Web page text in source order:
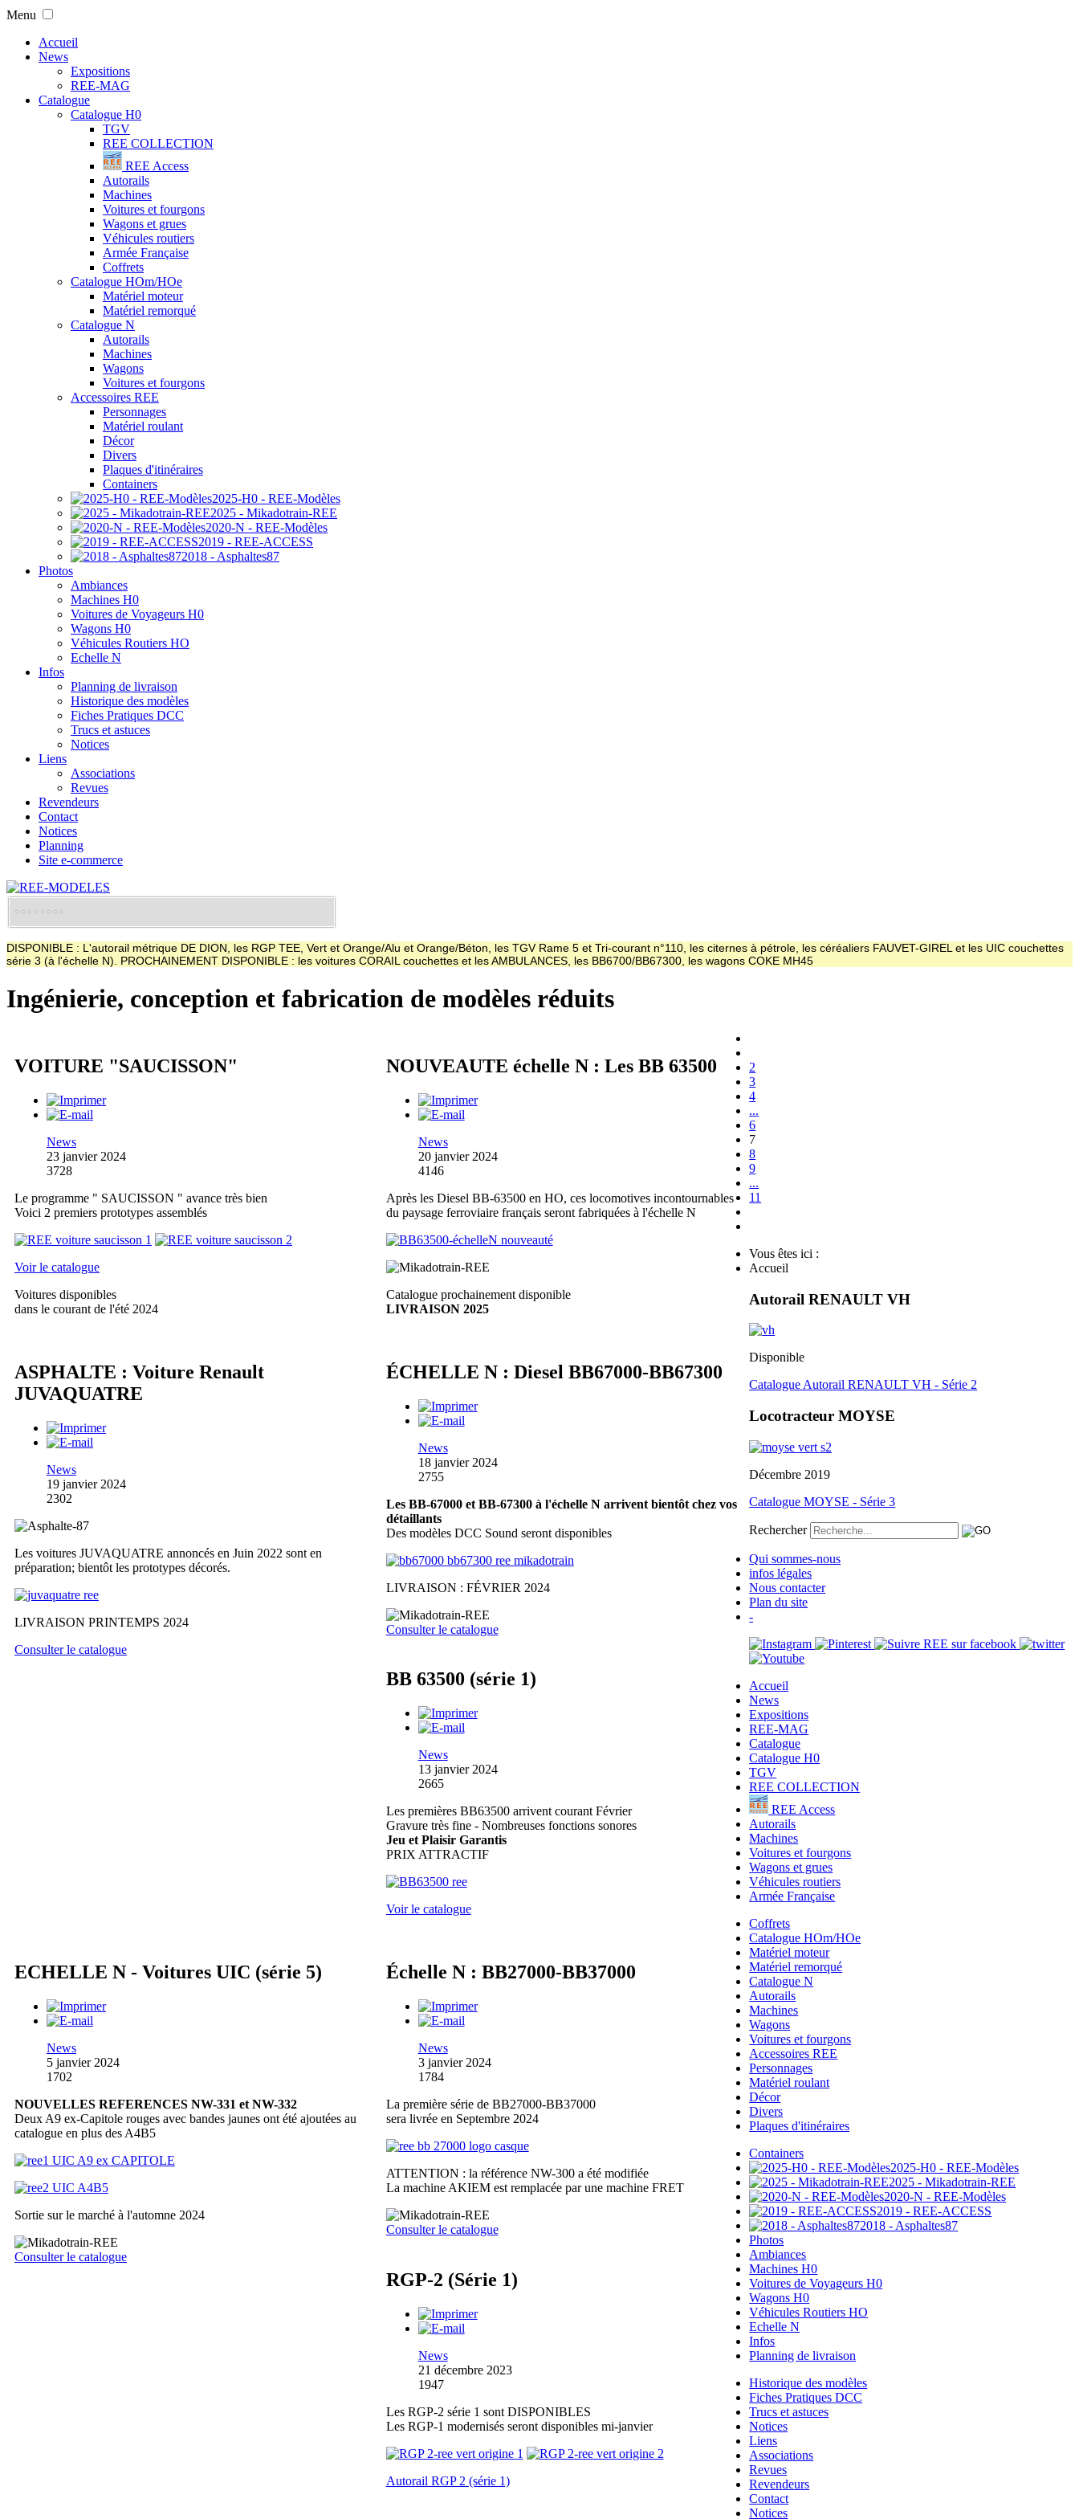
Menu
Accueil
News
Expositions
REE-MAG
Catalogue
Catalogue H0
TGV
REE COLLECTION
REE Access
Autorails
Machines
Voitures et fourgons
Wagons et grues
Véhicules routiers
Armée Française
Coffrets
Catalogue HOm/HOe
Matériel moteur
Matériel remorqué
Catalogue N
Autorails
Machines
Wagons
Voitures et fourgons
Accessoires REE
Personnages
Matériel roulant
Décor
Divers
Plaques d'itinéraires
Containers
2025-H0 - REE-Modèles
2025 - Mikadotrain-REE
2020-N - REE-Modèles
2019 - REE-ACCESS
2018 - Asphaltes87
Photos
Ambiances
Machines H0
Voitures de Voyageurs H0
Wagons H0
Véhicules Routiers HO
Echelle N
Infos
Planning de livraison
Historique des modèles
Fiches Pratiques DCC
Trucs et astuces
Notices
Liens
Associations
Revues
Revendeurs
Contact
Notices
Planning
Site e-commerce
DISPONIBLE : L'autorail métrique DE DION, les RGP TEE, Vert et Orange/Alu et Orange/Béton, les TGV Rame 5 et Tri-courant n°110, les citernes à pétrole, les céréaliers FAUVET-GIREL et les UIC couchettes
série 3 (à l'échelle N). PROCHAINEMENT DISPONIBLE : les voitures CORAIL couchettes et les AMBULANCES, les BB6700/BB67300, les wagons COKE MH45
Ingénierie, conception et fabrication de modèles réduits
VOITURE "SAUCISSON"
News
23 janvier 2024
3728
Le programme " SAUCISSON " avance très bien
Voici 2 premiers prototypes assemblés
Voir le catalogue
Voitures disponibles
dans le courant de l'été 2024
NOUVEAUTE échelle N : Les BB 63500
News
20 janvier 2024
4146
Après les Diesel BB-63500 en HO, ces locomotives incontournables
du paysage ferroviaire français seront fabriquées à l'échelle N
Catalogue prochainement disponible
LIVRAISON 2025
ASPHALTE : Voiture Renault
JUVAQUATRE
News
19 janvier 2024
2302
Les voitures JUVAQUATRE annoncés en Juin 2022 sont en
préparation; bientôt les prototypes décorés.
LIVRAISON PRINTEMPS 2024
Consulter le catalogue
ÉCHELLE N : Diesel BB67000-BB67300
News
18 janvier 2024
2755
Les BB-67000 et BB-67300 à l'échelle N arrivent bientôt chez vos
détaillants
Des modèles DCC Sound seront disponibles
LIVRAISON : FÉVRIER 2024
Consulter le catalogue
BB 63500 (série 1)
News
13 janvier 2024
2665
Les premières BB63500 arrivent courant Février
Gravure très fine - Nombreuses fonctions sonores
Jeu et Plaisir Garantis
PRIX ATTRACTIF
Voir le catalogue
ECHELLE N - Voitures UIC (série 5)
News
5 janvier 2024
1702
NOUVELLES REFERENCES NW-331 et NW-332
Deux A9 ex-Capitole rouges avec bandes jaunes ont été ajoutées au
catalogue en plus des A4B5
Sortie sur le marché à l'automne 2024
Consulter le catalogue
Échelle N : BB27000-BB37000
News
3 janvier 2024
1784
La première série de BB27000-BB37000
sera livrée en Septembre 2024
ATTENTION : la référence NW-300 a été modifiée
La machine AKIEM est remplacée par une machine FRET
Consulter le catalogue
RGP-2 (Série 1)
News
21 décembre 2023
1947
Les RGP-2 série 1 sont DISPONIBLES
Les RGP-1 modernisés seront disponibles mi-janvier
Autorail RGP 2 (série 1)
2
3
4
...
6
7
8
9
...
11
Vous êtes ici :
Accueil
Autorail RENAULT VH
Disponible
Catalogue Autorail RENAULT VH - Série 2
Locotracteur MOYSE
Décembre 2019
Catalogue MOYSE - Série 3
Rechercher
Qui sommes-nous
infos légales
Nous contacter
Plan du site
-
Accueil
News
Expositions
REE-MAG
Catalogue
Catalogue H0
TGV
REE COLLECTION
REE Access
Autorails
Machines
Voitures et fourgons
Wagons et grues
Véhicules routiers
Armée Française
Coffrets
Catalogue HOm/HOe
Matériel moteur
Matériel remorqué
Catalogue N
Autorails
Machines
Wagons
Voitures et fourgons
Accessoires REE
Personnages
Matériel roulant
Décor
Divers
Plaques d'itinéraires
Containers
2025-H0 - REE-Modèles
2025 - Mikadotrain-REE
2020-N - REE-Modèles
2019 - REE-ACCESS
2018 - Asphaltes87
Photos
Ambiances
Machines H0
Voitures de Voyageurs H0
Wagons H0
Véhicules Routiers HO
Echelle N
Infos
Planning de livraison
Historique des modèles
Fiches Pratiques DCC
Trucs et astuces
Notices
Liens
Associations
Revues
Revendeurs
Contact
Notices